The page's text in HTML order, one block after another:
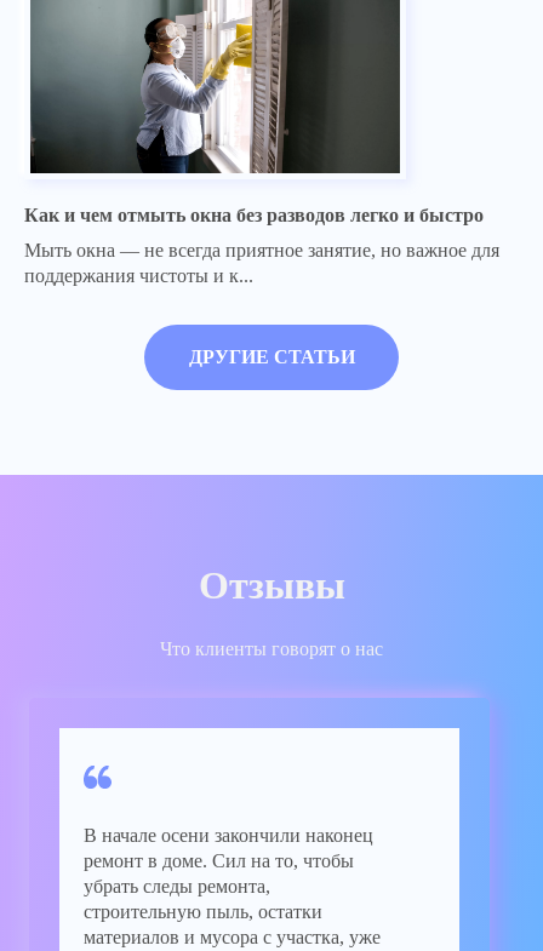
Как и чем отмыть окна без разводов легко и быстро
Мыть окна — не всегда приятное занятие, но важное для
поддержания чистоты и к...
ДРУГИЕ СТАТЬИ
Отзывы
Что клиенты говорят о нас
В начале осени закончили наконец
ремонт в доме. Сил на то, чтобы
убрать следы ремонта,
строительную пыль, остатки
материалов и мусора с участка, уже